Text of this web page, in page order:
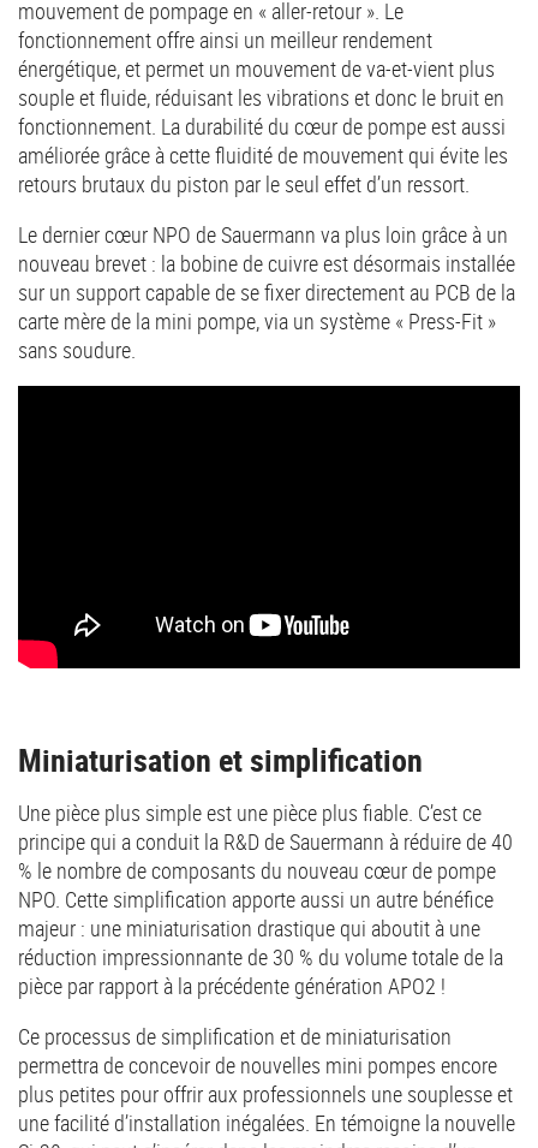
mouvement de pompage en « aller-retour ». Le
fonctionnement offre ainsi un meilleur rendement
énergétique, et permet un mouvement de va-et-vient plus
souple et fluide, réduisant les vibrations et donc le bruit en
fonctionnement. La durabilité du cœur de pompe est aussi
améliorée grâce à cette fluidité de mouvement qui évite les
retours brutaux du piston par le seul effet d’un ressort.
Le dernier cœur NPO de Sauermann va plus loin grâce à un
nouveau brevet : la bobine de cuivre est désormais installée
sur un support capable de se fixer directement au PCB de la
carte mère de la mini pompe, via un système « Press-Fit »
sans soudure.
Miniaturisation et simplification
Une pièce plus simple est une pièce plus fiable. C’est ce
principe qui a conduit la R&D de Sauermann à réduire de 40
% le nombre de composants du nouveau cœur de pompe
NPO. Cette simplification apporte aussi un autre bénéfice
majeur : une miniaturisation drastique qui aboutit à une
réduction impressionnante de 30 % du volume totale de la
pièce par rapport à la précédente génération APO2 !
Ce processus de simplification et de miniaturisation
permettra de concevoir de nouvelles mini pompes encore
plus petites pour offrir aux professionnels une souplesse et
une facilité d’installation inégalées. En témoigne la nouvelle